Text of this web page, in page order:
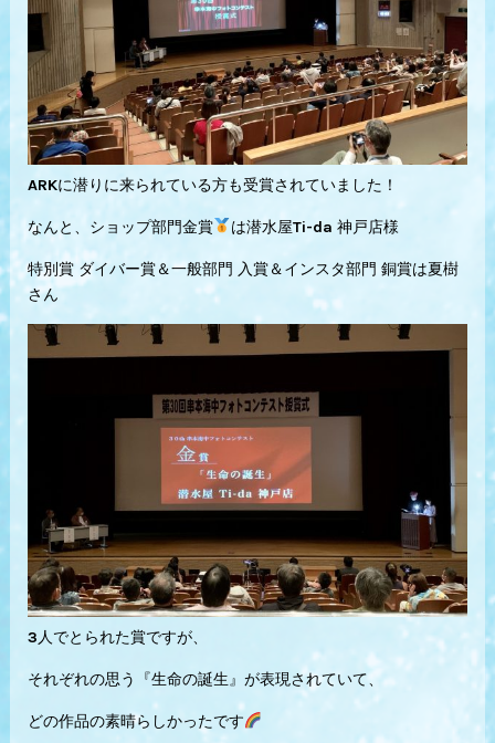
ARKに潜りに来られている方も受賞されていました！
なんと、ショップ部門金賞 は潜水屋Ti-da 神戸店様
特別賞 ダイバー賞＆一般部門 入賞＆インスタ部門 銅賞は夏樹
さん
3人でとられた賞ですが、
それぞれの思う『生命の誕生』が表現されていて、
どの作品の素晴らしかったです